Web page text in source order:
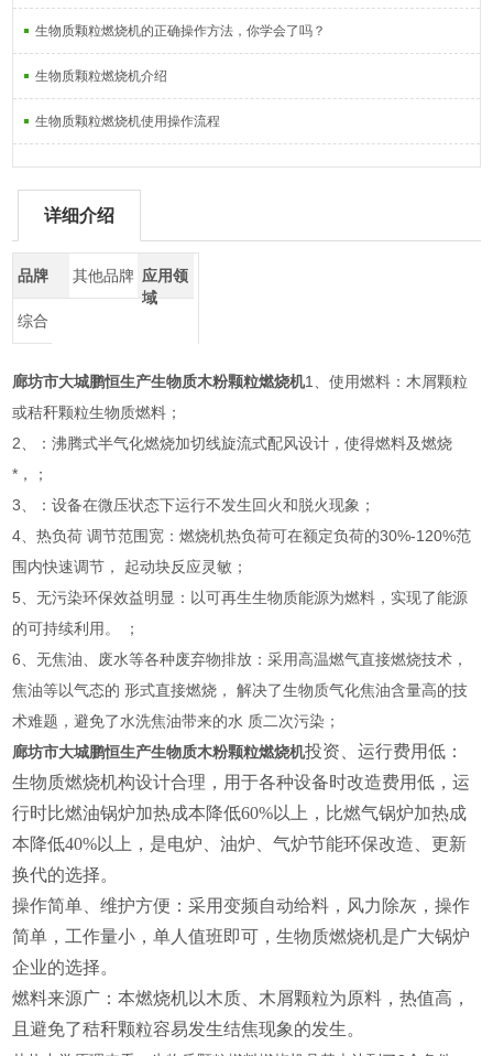
生物质颗粒燃烧机的正确操作方法，你学会了吗？
生物质颗粒燃烧机介绍
生物质颗粒燃烧机使用操作流程
详细介绍
品牌 其他品牌 应用领
域
综合
廊坊市大城鹏恒生产生物质木粉颗粒燃烧机1、使用燃料：木屑颗粒
或秸秆颗粒生物质燃料；
2、：沸腾式半气化燃烧加切线旋流式配风设计，使得燃料及燃烧
*，；
3、：设备在微压状态下运行不发生回火和脱火现象；
4、热负荷 调节范围宽：燃烧机热负荷可在额定负荷的30%-120%范
围内快速调节， 起动块反应灵敏；
5、无污染环保效益明显：以可再生生物质能源为燃料，实现了能源
的可持续利用。 ；
6、无焦油、废水等各种废弃物排放：采用高温燃气直接燃烧技术，
焦油等以气态的 形式直接燃烧， 解决了生物质气化焦油含量高的技
术难题，避免了水洗焦油带来的水 质二次污染；
廊坊市大城鹏恒生产生物质木粉颗粒燃烧机投资、运行费用低：
生物质燃烧机构设计合理，用于各种设备时改造费用低，运
行时比燃油锅炉加热成本降低60%以上，比燃气锅炉加热成
本降低40%以上，是电炉、油炉、气炉节能环保改造、更新
换代的选择。
操作简单、维护方便：采用变频自动给料，风力除灰，操作
简单，工作量小，单人值班即可，生物质燃烧机是广大锅炉
企业的选择。
燃料来源广：本燃烧机以木质、木屑颗粒为原料，热值高，
且避免了秸秆颗粒容易发生结焦现象的发生。